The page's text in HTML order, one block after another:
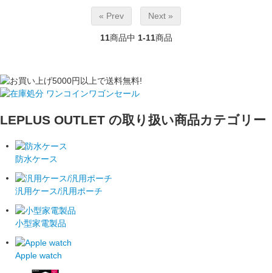
« Prev Next »
11商品中 1-11商品
LEPLUS OUTLET の取り扱い商品カテゴリー
防水ケース
汎用ケース/汎用ポーチ
小型家電製品
Apple watch